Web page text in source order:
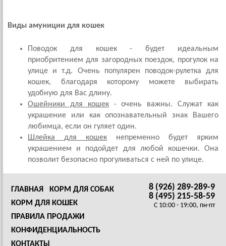
Виды амуниции для кошек
Поводок для кошек - будет идеальным
приобритением для загородных поездок, прогулок на
улице и т.д. Очень популярен поводок-рулетка для
кошек, благодаря которому можете выбирать
удобную для Вас длину.
Ошейники для кошек- очень важны. Служат как
украшение или как опознавательный знак Вашего
любимца, если он гуляет один.
Шлейка для кошек непременно будет ярким
украшением и подойдет для любой кошечки. Она
позволит безопасно прогуливаться с ней по улице.
8 (926) 289-289-9
8 (495) 215-58-59
C 10:00 - 19:00, пн-пт
ГЛАВНАЯ
КОРМ ДЛЯ СОБАК
КОРМ ДЛЯ КОШЕК
ПРАВИЛА ПРОДАЖИ
КОНФИДЕНЦИАЛЬНОСТЬ
КОНТАКТЫ